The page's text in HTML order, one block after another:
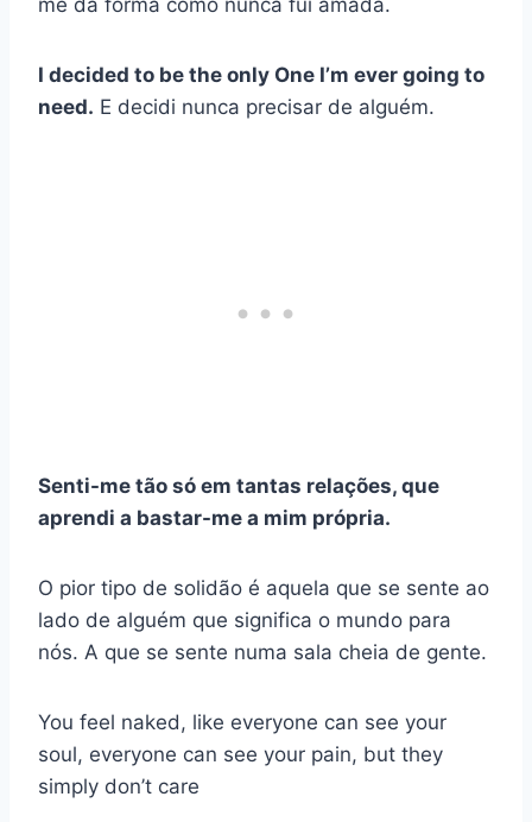
me da forma como nunca fui amada.
I decided to be the only One I’m ever going to
need. E decidi nunca precisar de alguém.
Senti-me tão só em tantas relações, que
aprendi a bastar-me a mim própria.
O pior tipo de solidão é aquela que se sente ao
lado de alguém que significa o mundo para
nós. A que se sente numa sala cheia de gente.
You feel naked, like everyone can see your
soul, everyone can see your pain, but they
simply don’t care